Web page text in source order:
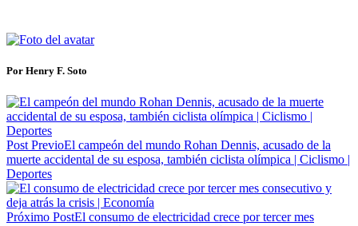
Por Henry F. Soto
Post PrevioEl campeón del mundo Rohan Dennis, acusado de la
muerte accidental de su esposa, también ciclista olímpica | Ciclismo |
Deportes
Próximo PostEl consumo de electricidad crece por tercer mes